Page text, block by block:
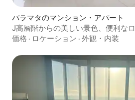
パラマタのマンション・アパート
J高層階からの美しい景色、便利なロ
Westfeild駅まで徒歩5分、レストラ
価格 · ロケーション · 外観・内装